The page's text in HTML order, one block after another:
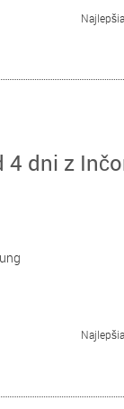
4 dni z